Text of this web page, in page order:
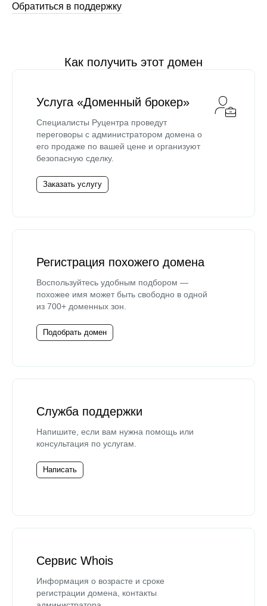
Обратиться в поддержку
Как получить этот домен
Услуга «Доменный брокер»
Специалисты Руцентра проведут
переговоры с администратором домена о
его продаже по вашей цене и организуют
безопасную сделку.
Заказать услугу
Регистрация похожего домена
Воспользуйтесь удобным подбором —
похожее имя может быть свободно в одной
из 700+ доменных зон.
Подобрать домен
Служба поддержки
Напишите, если вам нужна помощь или
консультация по услугам.
Написать
Сервис Whois
Информация о возрасте и сроке
регистрации домена, контакты